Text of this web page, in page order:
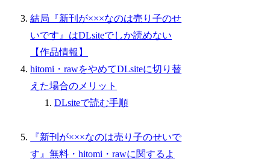
結局『新刊が×××なのは売り子のせ
いです』はDLsiteでしか読めない
【作品情報】
hitomi・rawをやめてDLsiteに切り替
えた場合のメリット
DLsiteで読む手順
『新刊が×××なのは売り子のせいで
す』無料・hitomi・rawに関するよ